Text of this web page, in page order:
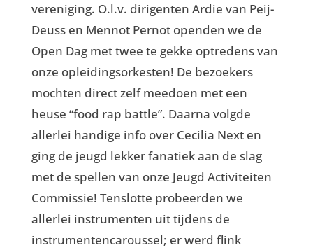
vereniging. O.l.v. dirigenten Ardie van Peij-
Deuss en Mennot Pernot openden we de
Open Dag met twee te gekke optredens van
onze opleidingsorkesten! De bezoekers
mochten direct zelf meedoen met een
heuse “food rap battle”. Daarna volgde
allerlei handige info over Cecilia Next en
ging de jeugd lekker fanatiek aan de slag
met de spellen van onze Jeugd Activiteiten
Commissie! Tenslotte probeerden we
allerlei instrumenten uit tijdens de
instrumentencaroussel; er werd flink